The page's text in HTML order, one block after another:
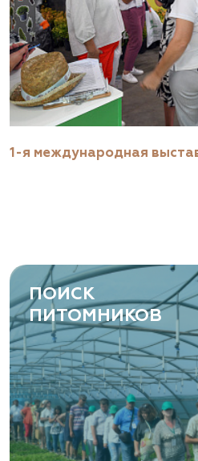
1-я международная
ПОИСК
ПИТОМНИКОВ